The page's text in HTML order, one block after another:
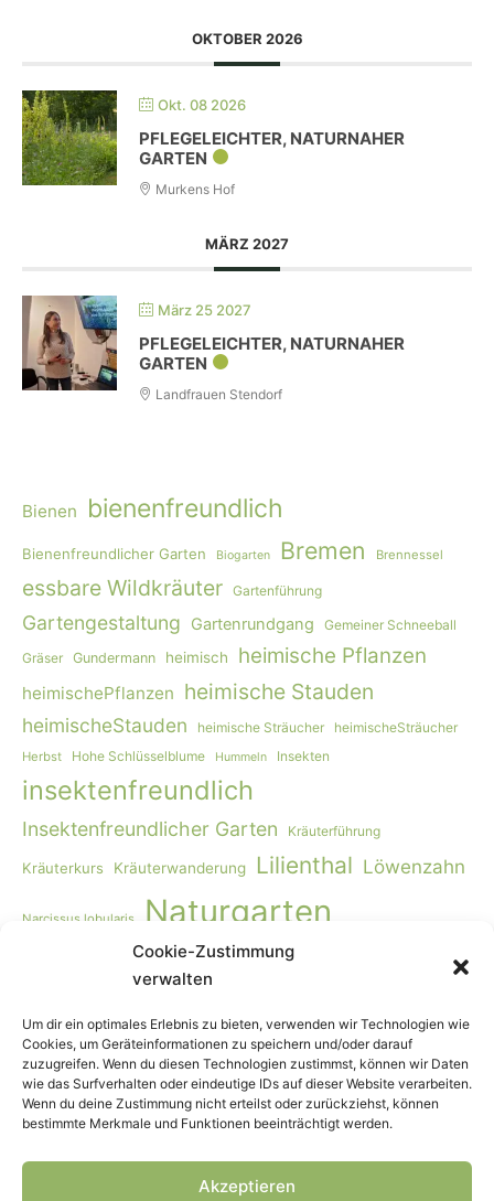
Cookie-Zustimmung
verwalten
Um dir ein optimales Erlebnis zu bieten, verwenden wir Technologien wie
Cookies, um Geräteinformationen zu speichern und/oder darauf
zuzugreifen. Wenn du diesen Technologien zustimmst, können wir Daten
wie das Surfverhalten oder eindeutige IDs auf dieser Website verarbeiten.
Wenn du deine Zustimmung nicht erteilst oder zurückziehst, können
bestimmte Merkmale und Funktionen beeinträchtigt werden.
Akzeptieren
OKTOBER 2026
Okt. 08 2026
PFLEGELEICHTER, NATURNAHER
GARTEN
Murkens Hof
MÄRZ 2027
März 25 2027
PFLEGELEICHTER, NATURNAHER
GARTEN
Landfrauen Stendorf
Bienen bienenfreundlich
Bienenfreundlicher Garten Biogarten Bremen Brennessel
essbare Wildkräuter Gartenführung
Gartengestaltung Gartenrundgang
Gemeiner Schneeball
Gräser Gundermann heimisch heimische Pflanzen
heimischePflanzen heimische Stauden
heimischeStauden heimische Sträucher heimischeSträucher
Herbst Hohe Schlüsselblume Hummeln Insekten
insektenfreundlich
Insektenfreundlicher Garten Kräuterführung
Kräuterkurs Kräuterwanderung Lilienthal Löwenzahn
Narcissus lobularis Naturgarten
Naturgartengestaltung naturnaher Garten
Schmetterlinge Smoothie
Vogelmiere Vollwertkost Vögel Wiese Wildbienen
Wildkräuter Wildkräuter-Smoothie Wildkräuterkurs
Winter Worpswede